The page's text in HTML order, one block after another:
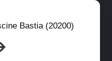
Bastia (20200)